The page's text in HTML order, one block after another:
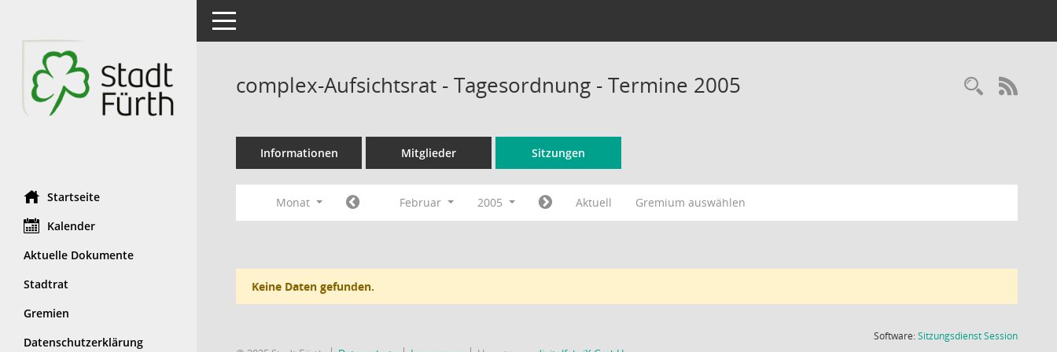
Startseite
Kalender
Aktuelle Dokumente
Stadtrat
Gremien
Datenschutzerklärung
Toggle navigation
complex-Aufsichtsrat - Tagesordnung - Termine 2005
Informationen Mitglieder Sitzungen
Monat Februar 2005 Aktuell Gremium auswählen
Keine Daten gefunden.
Software:SitzungsdienstSession(Wird in